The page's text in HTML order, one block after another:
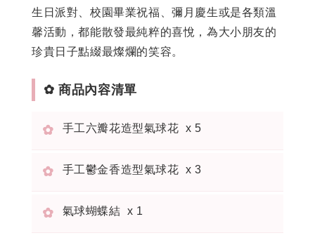
生日派對、校園畢業祝福、彌月慶生或是各類溫
馨活動，都能散發最純粹的喜悅，為大小朋友的
珍貴日子點綴最燦爛的笑容。
✿ 商品內容清單
✿ 手工六瓣花造型氣球花 x 5
✿ 手工鬱金香造型氣球花 x 3
✿ 氣球蝴蝶結 x 1